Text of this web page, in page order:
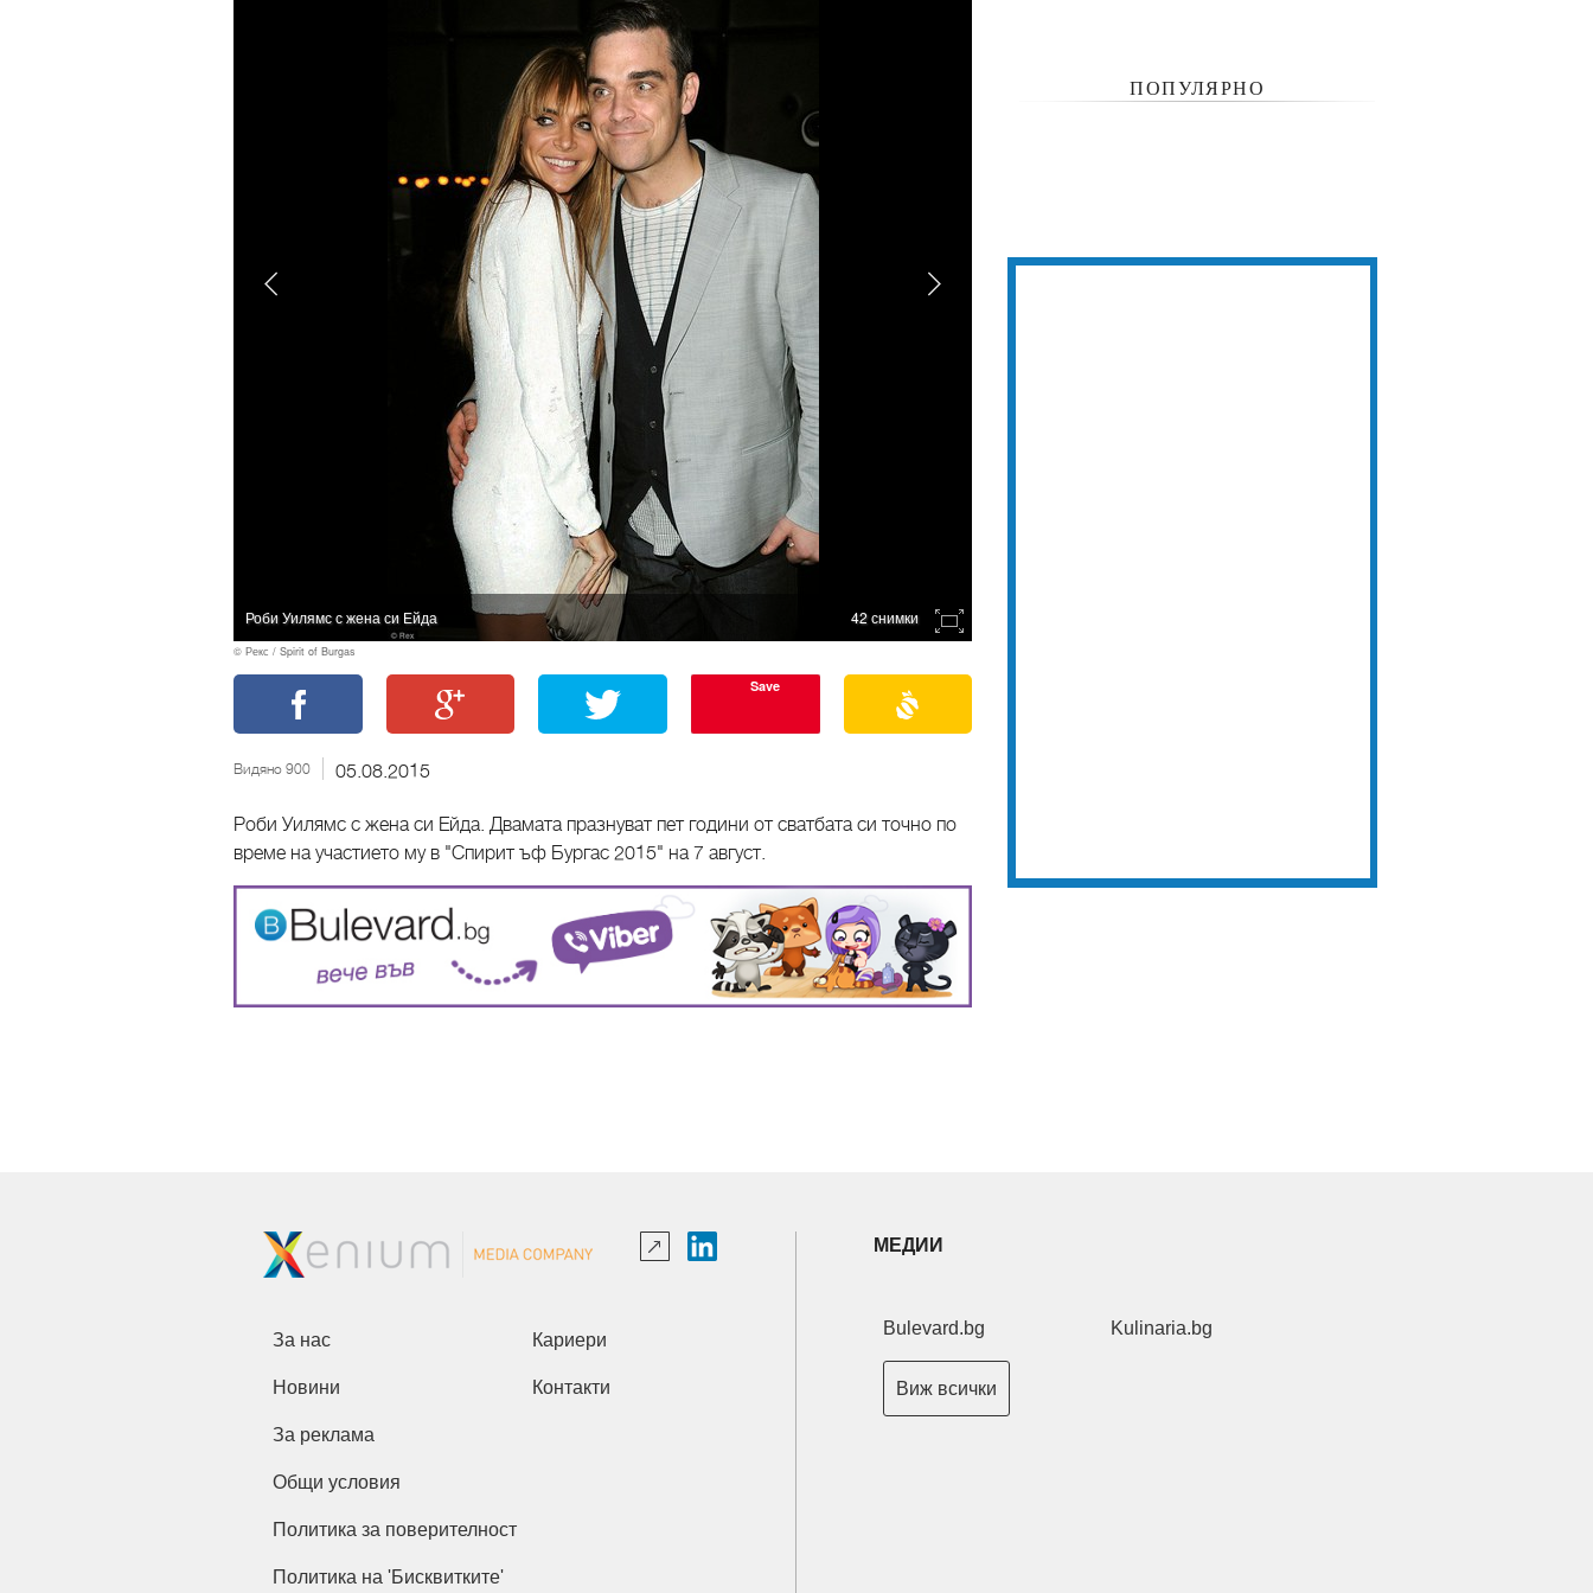
Роби Уилямс с жена си Ейда 42 снимки
© Рекс / Spirit of Burgas
Save
Видяно 900 05.08.2015
Роби Уилямс с жена си Ейда. Двамата празнуват пет години от сватбата си точно по
време на участието му в "Спирит ъф Бургас 2015" на 7 август.
ПОПУЛЯРНО
За нас Кариери
Новини Контакти
За реклама
Общи условия
Политика за поверителност
Политика на 'Бисквитките'
МЕДИИ
Bulevard.bg Kulinaria.bg
Виж всички